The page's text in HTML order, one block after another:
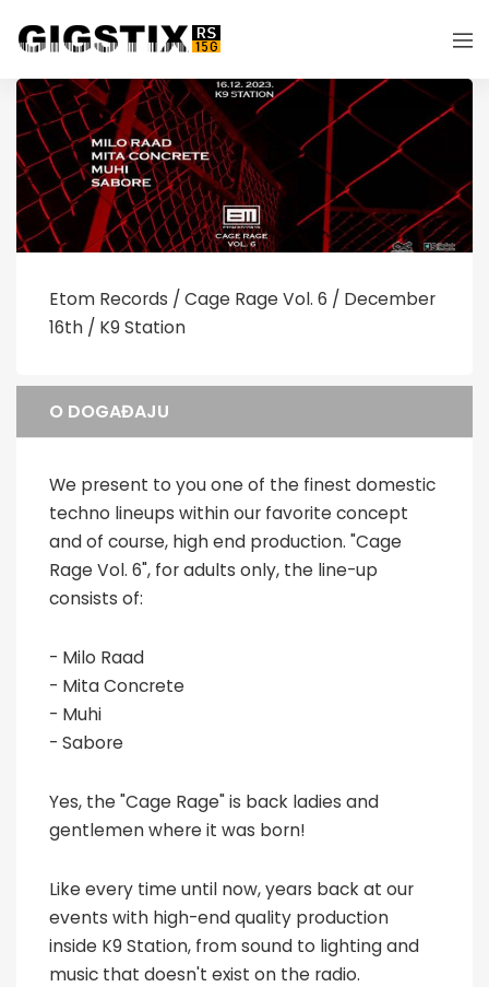
Etom Records / Cage Rage Vol. 6 / December
16th / K9 Station
O DOGAĐAJU
We present to you one of the finest domestic
techno lineups within our favorite concept
and of course, high end production. "Cage
Rage Vol. 6", for adults only, the line-up
consists of:
- Milo Raad
- Mita Concrete
- Muhi
- Sabore
Yes, the "Cage Rage" is back ladies and
gentlemen where it was born!
Like every time until now, years back at our
events with high-end quality production
inside K9 Station, from sound to lighting and
music that doesn't exist on the radio.